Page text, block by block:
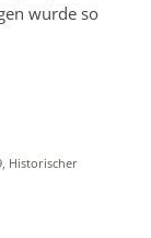
wurde so
, Historischer